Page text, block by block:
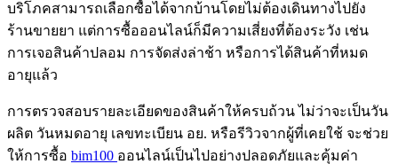
บริโภคสามารถเลือกซื้อได้จากบ้านโดยไม่ต้องเดินทางไปยัง
ร้านขายยา แต่การซื้อออนไลน์ก็มีความเสี่ยงที่ต้องระวัง เช่น
การเจอสินค้าปลอม การจัดส่งล่าช้า หรือการได้สินค้าที่หมด
อายุแล้ว
การตรวจสอบรายละเอียดของสินค้าให้ครบถ้วน ไม่ว่าจะเป็นวัน
ผลิต วันหมดอายุ เลขทะเบียน อย. หรือรีวิวจากผู้ที่เคยใช้ จะช่วย
ให้การซื้อ bim100 ออนไลน์เป็นไปอย่างปลอดภัยและคุ้มค่า